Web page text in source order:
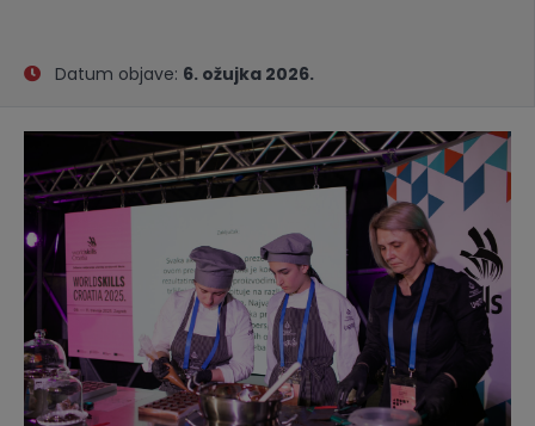
Datum objave: 6. ožujka 2026.